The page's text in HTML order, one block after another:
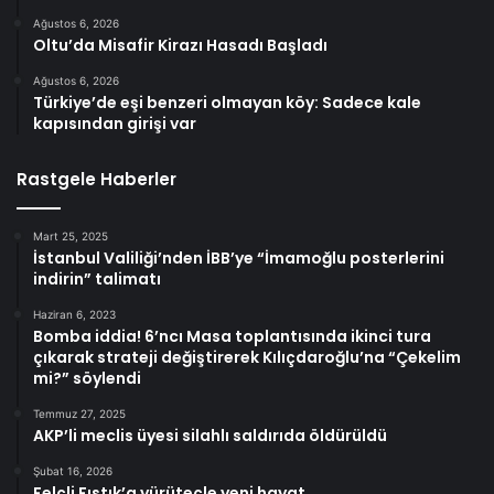
Ağustos 6, 2026
Oltu’da Misafir Kirazı Hasadı Başladı
Ağustos 6, 2026
Türkiye’de eşi benzeri olmayan köy: Sadece kale
kapısından girişi var
Rastgele Haberler
Mart 25, 2025
İstanbul Valiliği’nden İBB’ye “İmamoğlu posterlerini
indirin” talimatı
Haziran 6, 2023
Bomba iddia! 6’ncı Masa toplantısında ikinci tura
çıkarak strateji değiştirerek Kılıçdaroğlu’na “Çekelim
mi?” söylendi
Temmuz 27, 2025
AKP’li meclis üyesi silahlı saldırıda öldürüldü
Şubat 16, 2026